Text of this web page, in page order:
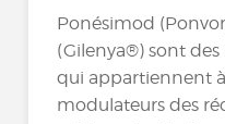
Ponésimod
(Gilenya®) sont
qui appartiennent
modulateurs des